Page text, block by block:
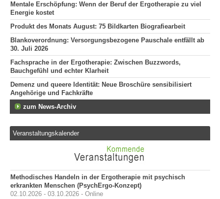
Mentale Erschöpfung: Wenn der Beruf der Ergotherapie zu viel
Energie kostet
Produkt des Monats August: 75 Bildkarten Biografiearbeit
Blankoverordnung: Versorgungsbezogene Pauschale entfällt ab
30. Juli 2026
Fachsprache in der Ergotherapie: Zwischen Buzzwords,
Bauchgefühl und echter Klarheit
Demenz und queere Identität: Neue Broschüre sensibilisiert
Angehörige und Fachkräfte
zum News-Archiv
Veranstaltungskalender
Methodisches Handeln in der Ergotherapie mit psychisch
erkrankten Menschen (PsychErgo-Konzept)
02.10.2026 - 03.10.2026 - Online